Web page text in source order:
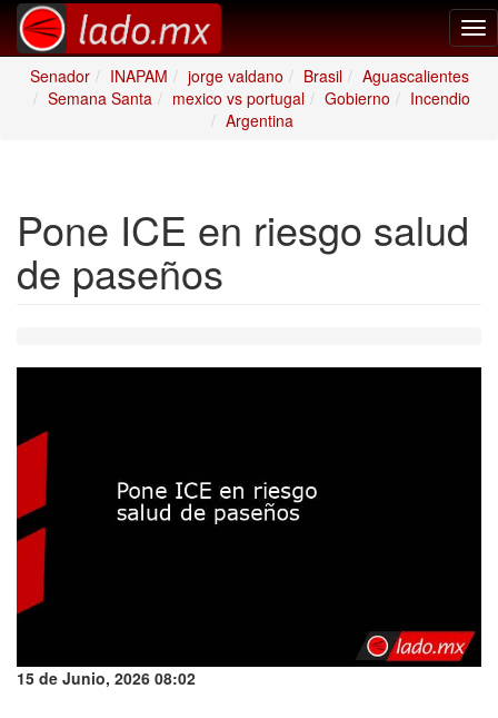
Senador
INAPAM jorge valdano Brasil
Aguascalientes
Semana Santa
mexico vs portugal Gobierno
Incendio
Argentina
Pone ICE en riesgo salud
de paseños
15 de Junio, 2026 08:02